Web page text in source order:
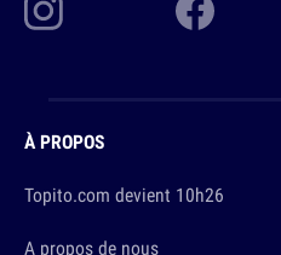
À PROPOS
Topito.com devient 10h26
A propos de nous